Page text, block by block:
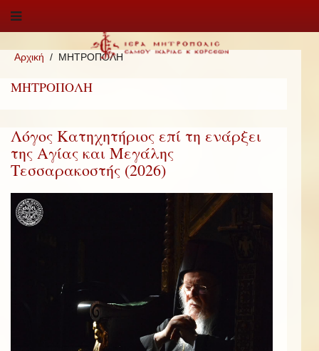
Αρχική ΜΗΤΡΟΠΟΛΗ
ΜΗΤΡΟΠΟΛΗ
Λόγος Κατηχητήριος επί τη ενάρξει
της Αγίας και Μεγάλης
Τεσσαρακοστής (2026)